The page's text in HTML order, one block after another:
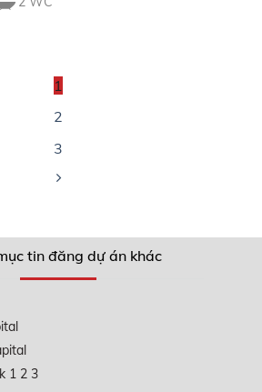
1
2
3
tin đăng dự án khác
1 2 3